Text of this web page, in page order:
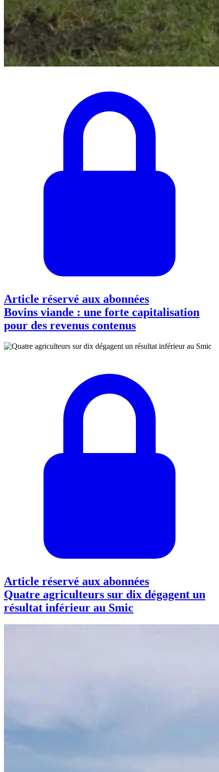
Article réservé aux abonnées
Bovins viande : une forte capitalisation
pour des revenus contenus
Article réservé aux abonnées
Quatre agriculteurs sur dix dégagent un
résultat inférieur au Smic